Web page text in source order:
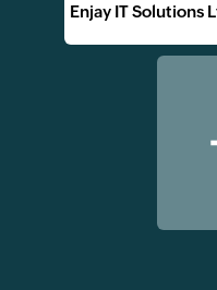
Enjay IT Solutions